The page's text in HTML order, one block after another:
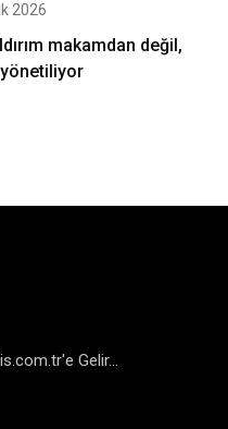
2026
makamdan değil,
Gelir...